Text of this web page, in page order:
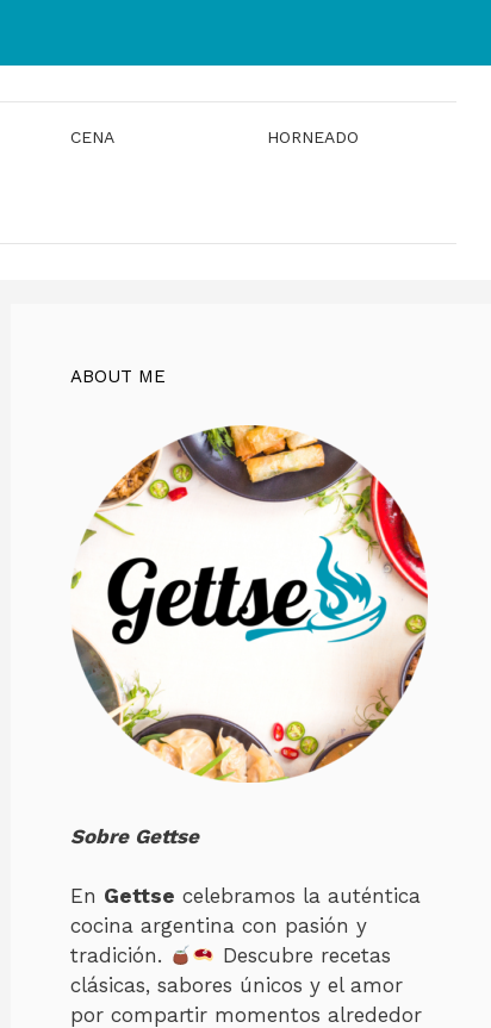
CENA HORNEADO
ABOUT ME
Sobre Gettse
En Gettse celebramos la auténtica
cocina argentina con pasión y
tradición.
Descubre recetas
clásicas, sabores únicos y el amor
por compartir momentos alrededor